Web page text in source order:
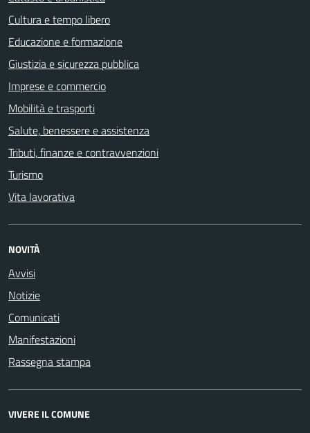
Cultura e tempo libero
Educazione e formazione
Giustizia e sicurezza pubblica
Imprese e commercio
Mobilità e trasporti
Salute, benessere e assistenza
Tributi, finanze e contravvenzioni
Turismo
Vita lavorativa
NOVITÀ
Avvisi
Notizie
Comunicati
Manifestazioni
Rassegna stampa
VIVERE IL COMUNE